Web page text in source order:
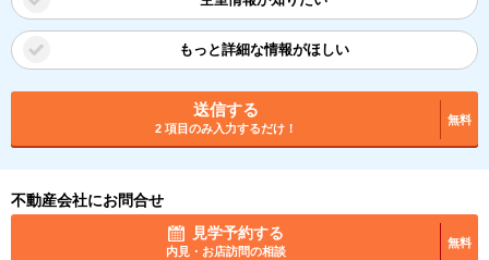
もっと詳細な情報がほしい
送信する
2 項目のみ入力するだけ！
無料
不動産会社にお問合せ
見学予約する
内見・お店訪問の相談
無料